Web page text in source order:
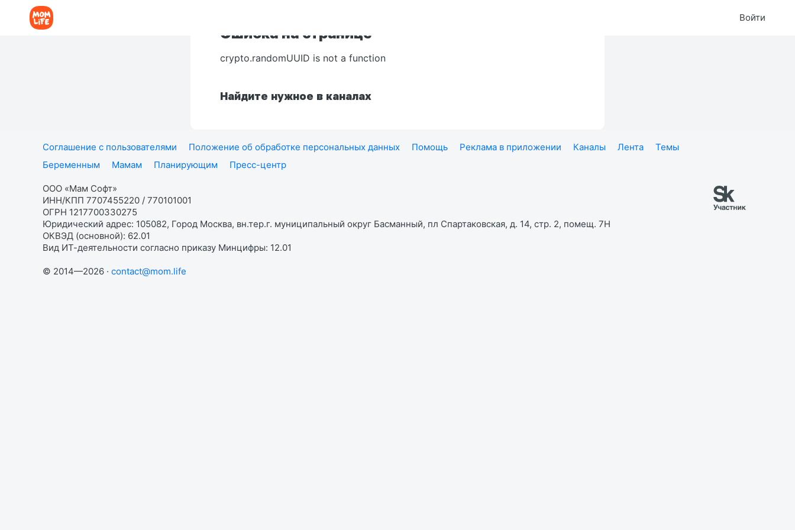
Войти
Ошибка на странице
crypto.randomUUID is not a function
Найдите нужное в каналах
Соглашение с пользователями Положение об обработке персональных данных Помощь Реклама в приложении Каналы Лента
Темы
Беременным
Мамам Планирующим Пресс-центр
ООО «Мам Софт»
ИНН/КПП 7707455220 / 770101001
ОГРН 1217700330275
Юридический адрес: 105082, Город Москва, вн.тер.г. муниципальный округ Басманный, пл Спартаковская, д. 14, стр. 2, помещ. 7Н
ОКВЭД (основной): 62.01
Вид ИТ-деятельности согласно приказу Минцифры: 12.01
© 2014—2026 · contact@mom.life